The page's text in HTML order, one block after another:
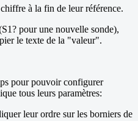
à la fin de leur référence.
pour une nouvelle sonde),
le texte de la "valeur".
pour pouvoir configurer
tous leurs paramètres:
leur ordre sur les borniers de